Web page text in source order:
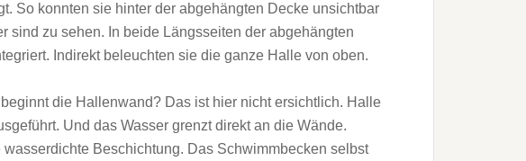
So konnten sie hinter der abgehängten Decke unsichtbar
sind zu sehen. In beide Längsseiten der abgehängten
Indirekt beleuchten sie die ganze Halle von oben.
die Hallenwand? Das ist hier nicht ersichtlich. Halle
Und das Wasser grenzt direkt an die Wände.
Beschichtung. Das Schwimmbecken selbst